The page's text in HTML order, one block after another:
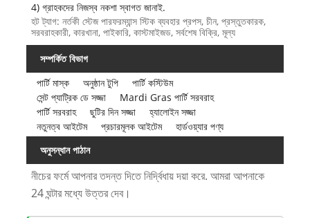
4) গ্রাহকদের নিজস্ব নকশা স্বাগত জানাই.
হট ট্যাগ: নর্তকী স্টেজ পারফরম্যান্স স্টিক ব্যবহার প্রপস, চীন, প্রস্তুতকারক,
সরবরাহকারী, কারখানা, পাইকারি, কাস্টমাইজড, সর্বশেষ বিক্রি, মূল্য
সম্পর্কিত বিভাগ
পার্টি মাস্ক
অনুষ্ঠান টুপি
পার্টি কস্টিউম
সেন্ট প্যাট্রিক ডে সজ্জা
Mardi Gras পার্টি সরবরাহ
পার্টি সরবরাহ
ছুটির দিন সজ্জা
হ্যালোইন সজ্জা
নতুনত্ব আইটেম
প্রচারমূলক আইটেম
হার্ডওয়্যার পণ্য
অনুসন্ধান পাঠান
নীচের ফর্মে আপনার তদন্ত দিতে নির্দ্বিধায় দয়া করে. আমরা আপনাকে
24 ঘন্টার মধ্যে উত্তর দেব।